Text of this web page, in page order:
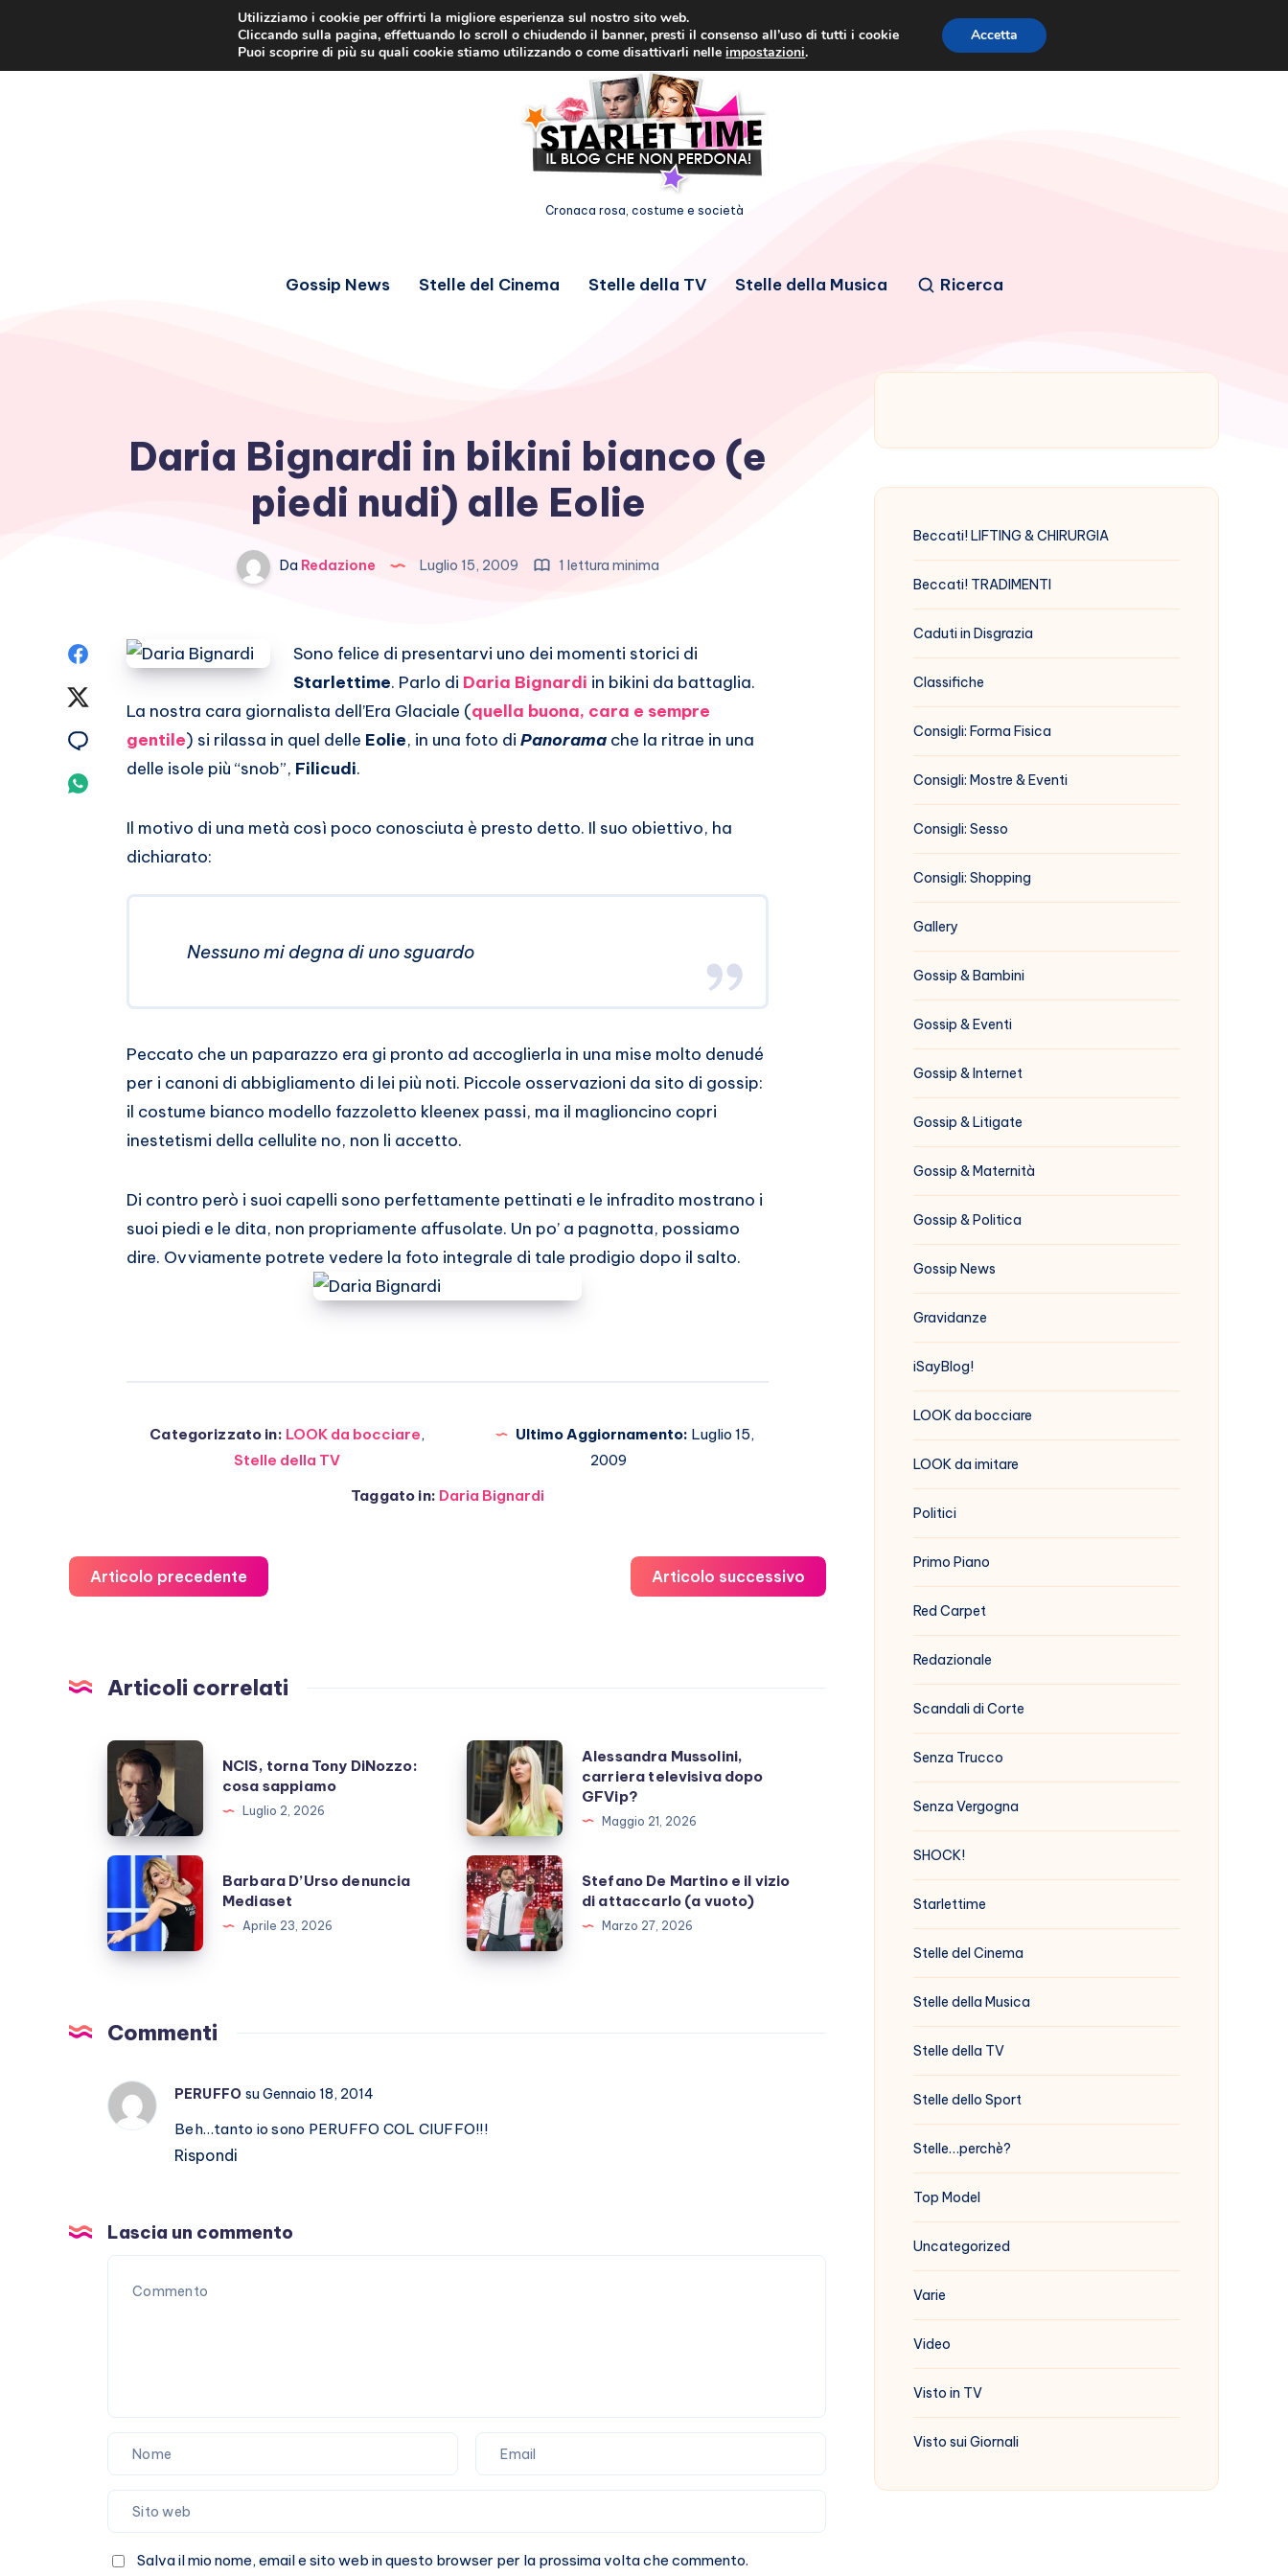
Cronaca rosa, costume e società
Gossip News Stelle del Cinema Stelle della TV Stelle della Musica Ricerca
Daria Bignardi in bikini bianco (e
piedi nudi) alle Eolie
Da Redazione Luglio 15, 2009 1 lettura minima
Condividi
Facebook
Twitter
Condividi
Whatsapp
Sono felice di presentarvi uno dei momenti storici di
Starlettime. Parlo di Daria Bignardi in bikini da battaglia.
La nostra cara giornalista dell’Era Glaciale (quella buona, cara e sempre
gentile) si rilassa in quel delle Eolie, in una foto di Panorama che la ritrae in una
delle isole più “snob”, Filicudi.
Il motivo di una metà così poco conosciuta è presto detto. Il suo obiettivo, ha
dichiarato:
Nessuno mi degna di uno sguardo
Peccato che un paparazzo era gi pronto ad accoglierla in una mise molto denudé
per i canoni di abbigliamento di lei più noti. Piccole osservazioni da sito di gossip:
il costume bianco modello fazzoletto kleenex passi, ma il maglioncino copri
inestetismi della cellulite no, non li accetto.
Di contro però i suoi capelli sono perfettamente pettinati e le infradito mostrano i
suoi piedi e le dita, non propriamente affusolate. Un po’ a pagnotta, possiamo
dire. Ovviamente potrete vedere la foto integrale di tale prodigio dopo il salto.
Categorizzato in: LOOK da bocciare,
Stelle della TV
Ultimo Aggiornamento: Luglio 15,
2009
Taggato in: Daria Bignardi
Articolo precedente Articolo successivo
Articoli correlati
NCIS,
torna
Tony
DiNozzo:
cosa
sappiamo
NCIS, torna Tony DiNozzo:
cosa sappiamo
Luglio 2, 2026
Alessandra
Mussolini,
carriera
televisiva
dopo
GFVip?
Alessandra Mussolini,
carriera televisiva dopo
GFVip?
Maggio 21, 2026
Barbara
D’Urso
denuncia
Mediaset
Barbara D’Urso denuncia
Mediaset
Aprile 23, 2026
Stefano
De
Martino
e
di
Stefano De Martino e il vizio
di attaccarlo (a vuoto)
Marzo 27, 2026
Commenti
PERUFFO su Gennaio 18, 2014
Beh…tanto io sono PERUFFO COL CIUFFO!!!
Rispondi
Lascia un commento
Salva il mio nome, email e sito web in questo browser per la prossima volta che commento.
Beccati! LIFTING & CHIRURGIA
Beccati! TRADIMENTI
Caduti in Disgrazia
Classifiche
Consigli: Forma Fisica
Consigli: Mostre & Eventi
Consigli: Sesso
Consigli: Shopping
Gallery
Gossip & Bambini
Gossip & Eventi
Gossip & Internet
Gossip & Litigate
Gossip & Maternità
Gossip & Politica
Gossip News
Gravidanze
iSayBlog!
LOOK da bocciare
LOOK da imitare
Politici
Primo Piano
Red Carpet
Redazionale
Scandali di Corte
Senza Trucco
Senza Vergogna
SHOCK!
Starlettime
Stelle del Cinema
Stelle della Musica
Stelle della TV
Stelle dello Sport
Stelle…perchè?
Top Model
Uncategorized
Varie
Video
Visto in TV
Visto sui Giornali
Utilizziamo i cookie per offrirti la migliore esperienza sul nostro sito web.
Cliccando sulla pagina, effettuando lo scroll o chiudendo il banner, presti il consenso all’uso di tutti i cookie
Puoi scoprire di più su quali cookie stiamo utilizzando o come disattivarli nelleimpostazioni.
Accetta